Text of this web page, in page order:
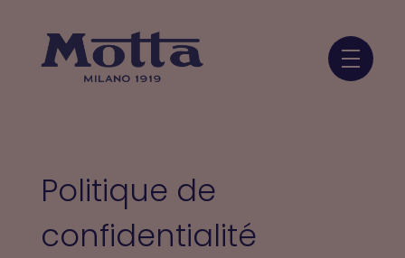
Politique de
confidentialité